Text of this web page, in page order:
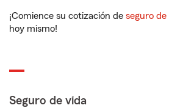
¡Comience su cotización de seguro
hoy mismo!
Seguro de vida